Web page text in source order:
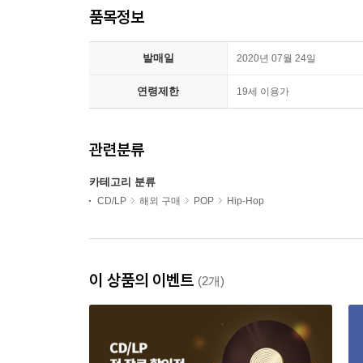
품목정보
발매일 2020년 07월 24일
연령제한 19세 이용가
관련분류
카테고리 분류
CD/LP 해외 구매 POP Hip-Hop
이 상품의 이벤트 (2개)